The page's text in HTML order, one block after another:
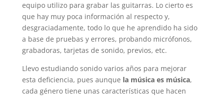
equipo utilizo para grabar las guitarras. Lo cierto es
que hay muy poca información al respecto y,
desgraciadamente, todo lo que he aprendido ha sido
a base de pruebas y errores, probando micrófonos,
grabadoras, tarjetas de sonido, previos, etc.
Llevo estudiando sonido varios años para mejorar
esta deficiencia, pues aunque la música es música,
cada género tiene unas características que hacen